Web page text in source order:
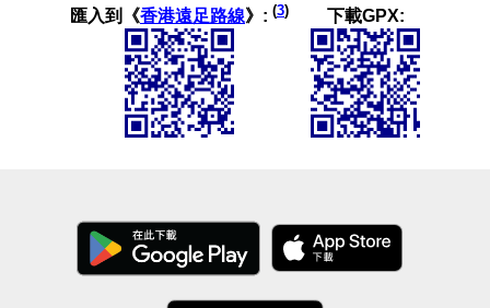
匯入到《香港遠足路線》: (3) 下載GPX: